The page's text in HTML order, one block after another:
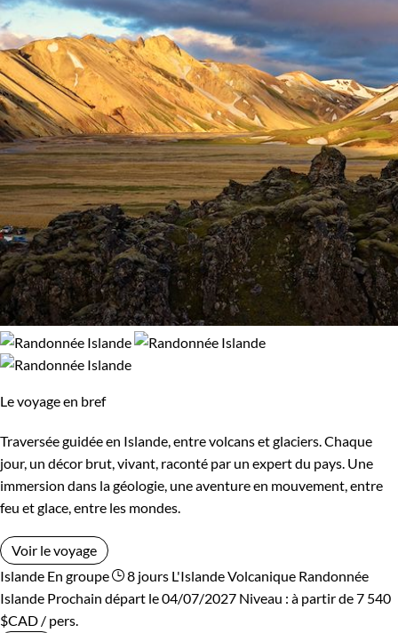
Le voyage en bref
Traversée guidée en Islande, entre volcans et glaciers. Chaque
jour, un décor brut, vivant, raconté par un expert du pays. Une
immersion dans la géologie, une aventure en mouvement, entre
feu et glace, entre les mondes.
Voir le voyage
Islande En groupe 8 jours L'Islande Volcanique Randonnée
Islande Prochain départ le 04/07/2027 Niveau : à partir de7 540
$CAD / pers.